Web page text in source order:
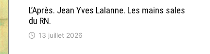
L’Après. Jean Yves Lalanne. Les mains sales
du RN.
13 juillet 2026